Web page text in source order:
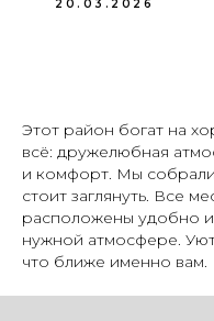
20.03.2026
Этот район богат на
всё: дружелюбная
и комфорт. Мы собрали
стоит заглянуть. Все
расположены удобно и
нужной атмосфере.
что ближе именно вам.